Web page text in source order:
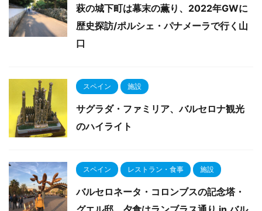
萩の城下町は幕末の薫り、2022年GWに
歴史探訪/ポルシェ・パナメーラで行く山
口
スペイン 施設
サグラダ・ファミリア、バルセロナ観光
のハイライト
スペイン レストラン・食事 施設
バルセロネータ・コロンブスの記念塔・